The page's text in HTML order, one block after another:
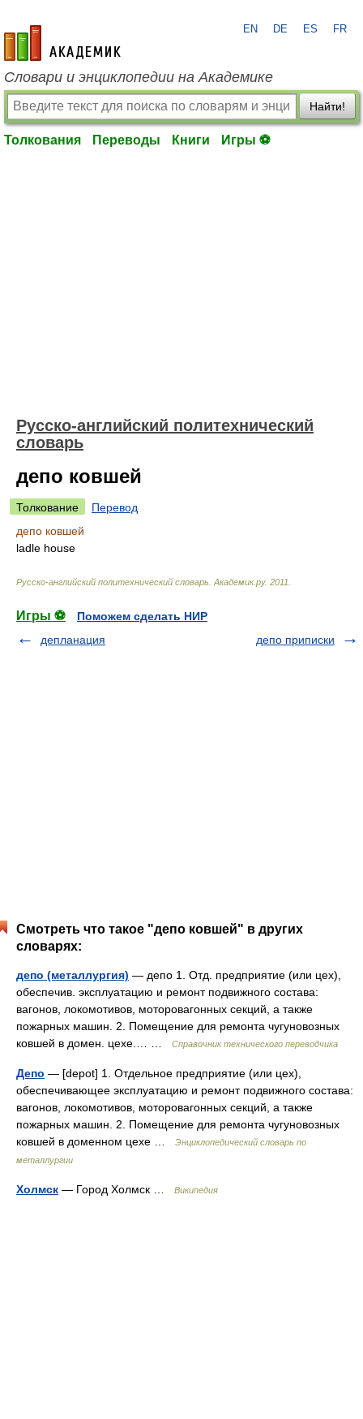
academic.ru
EN DE ES FR
Словари и энциклопедии на Академике
Найти!
Толкования Переводы Книги Игры ⚽
Русско-английский политехнический
словарь
депо ковшей
Толкование
Перевод
депо ковшей
ladle house
Русско-английский политехнический словарь Академик.ру. 2011
Игры ⚽
Поможем сделать НИР
депланация
депо приписки
Смотреть что такое "депо ковшей" в других
словарях:
депо (металлургия) — депо 1. Отд. предприятие (или цех),
обеспечив. эксплуатацию и ремонт подвижного состава:
вагонов, локомотивов, моторовагонных секций, а также
пожарных машин. 2. Помещение для ремонта чугуновозных
ковшей в домен. цехе.… …
Справочник технического переводчика
Депо — [depot] 1. Отдельное предприятие (или цех),
обеспечивающее эксплуатацию и ремонт подвижного состава:
вагонов, локомотивов, моторовагонных секций, а также
пожарных машин. 2. Помещение для ремонта чугуновозных
ковшей в доменном цехе …
Энциклопедический словарь по
металлургии
Холмск — Город Холмск … Википедия